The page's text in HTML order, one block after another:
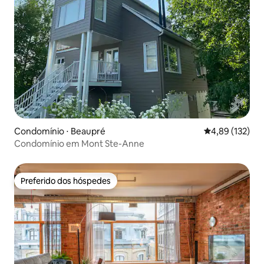
Condomínio ⋅ Beaupré 4,89 de uma
4,89 (132)
Condomínio em Mont Ste-Anne
Preferido dos hóspedes
Preferido dos hóspedes